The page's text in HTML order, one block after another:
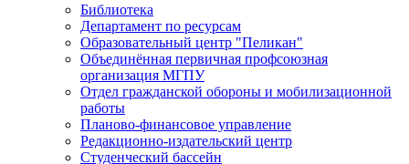
Библиотека
Департамент по ресурсам
Образовательный центр "Пеликан"
Объединённая первичная профсоюзная
организация МГПУ
Отдел гражданской обороны и мобилизационной
работы
Планово-финансовое управление
Редакционно-издательский центр
Студенческий бассейн